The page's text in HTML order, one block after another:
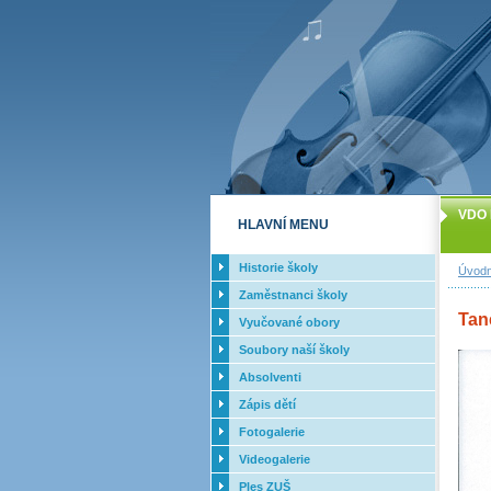
VDO
HLAVNÍ MENU
Historie školy
Zaměstnanci školy
Vyučované obory
Soubory naší školy
Absolventi
Zápis dětí
Fotogalerie
Videogalerie
Ples ZUŠ